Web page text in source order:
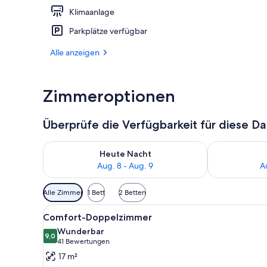
Klimaanlage
Parkplätze verfügbar
Alle anzeigen
Zimmeroptionen
Überprüfe die Verfügbarkeit für diese
Heute Nacht
Aug. 8 - Aug. 9
Überprüfe die Verfügbarkeit für heute Nacht, Aug. 8
Überprüfe
Verfügbare
Filter
für
Zimmer
Alle Zimmer 1 Bett 2 Betten
Alle
Fotos
für
Comfort-
Ein Hotelzimmer mit einem
7
Comfort-Doppelzimmer
9,09,0 von 10
Wunderbar
41 Bewertungen
(41
Bewertungen)
17 m²